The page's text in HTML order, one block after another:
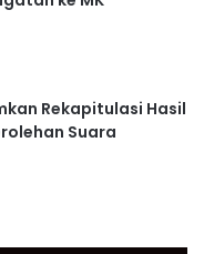
Rekapitulasi Hasil
Suara